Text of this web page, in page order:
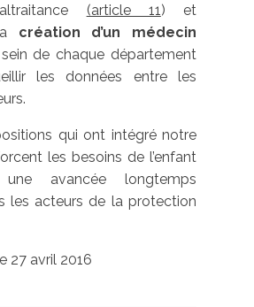
(article 11 ) et
création d’un médecin
de chaque département
les données entre les
qui ont intégré notre
les besoins de l’enfant
avancée longtemps
les acteurs de la protection
27 avril 2016